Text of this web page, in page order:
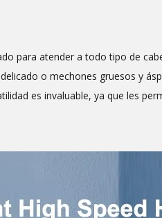
para atender a todo tipo de
o mechones gruesos y
es invaluable, ya que les